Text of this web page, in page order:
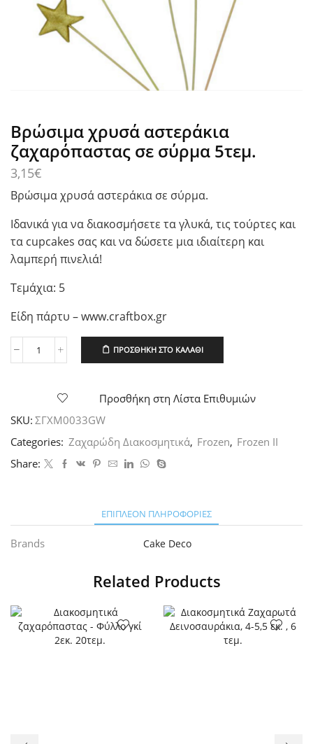
Βρώσιμα χρυσά αστεράκια
ζαχαρόπαστας σε σύρμα 5τεμ.
3,15€
Βρώσιμα χρυσά αστεράκια σε σύρμα.
Ιδανικά για να διακοσμήσετε τα γλυκά, τις τούρτες και
τα cupcakes σας και να δώσετε μια ιδιαίτερη και
λαμπερή πινελιά!
Τεμάχια: 5
Είδη πάρτυ – www.craftbox.gr
Βρώσιμα
ζαχαρόπαστας
σύρμα
5τεμ.
ΠΡΟΣΘΉΚΗ ΣΤΟ ΚΑΛΆΘΙ
Προσθήκη στη Λίστα Επιθυμιών
SKU: ΣΓXM0033GW
Categories: Ζαχαρώδη Διακοσμητικά, Frozen, Frozen II
Share:
ΕΠΙΠΛΈΟΝ ΠΛΗΡΟΦΟΡΊΕΣ
Brands Cake Deco
Related Products